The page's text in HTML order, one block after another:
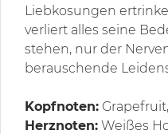
Liebkosungen
verliert alles seine
stehen, nur der
berauschende
Kopfnoten:
Herznoten: Weißes